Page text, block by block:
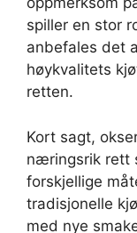
spiller en stor
anbefales det
høykvalitets
retten.
Kort sagt,
næringsrik rett
forskjellige
tradisjonelle
med nye